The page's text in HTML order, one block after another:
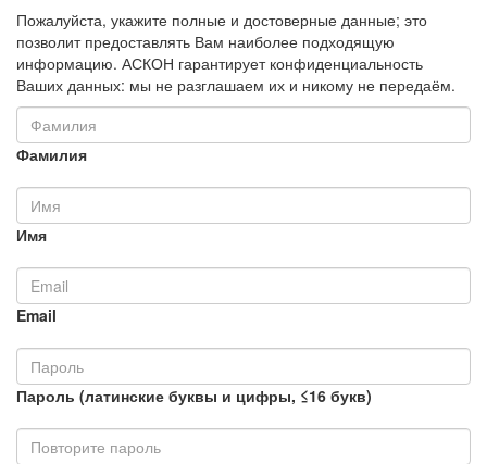
Пожалуйста, укажите полные и достоверные данные; это
позволит предоставлять Вам наиболее подходящую
информацию. АСКОН гарантирует конфиденциальность
Ваших данных: мы не разглашаем их и никому не передаём.
Фамилия
Имя
Email
Пароль (латинские буквы и цифры, ≤16 букв)